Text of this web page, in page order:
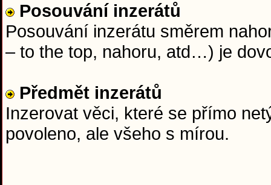
Posouvání inzerátů
Posouvání inzerátu směrem
– to the top, nahoru, atd…) je
Předmět inzerátů
Inzerovat věci, které se přímo
povoleno, ale všeho s mírou.